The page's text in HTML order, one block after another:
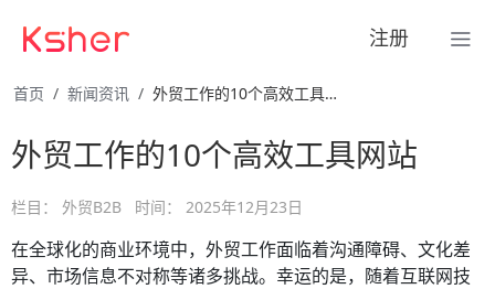
注册
首页 新闻资讯 外贸工作的10个高效工具网站
外贸工作的10个高效工具网站
栏目： 外贸B2B 时间： 2025年12月23日
在全球化的商业环境中，外贸工作面临着沟通障碍、文化差
异、市场信息不对称等诸多挑战。幸运的是，随着互联网技